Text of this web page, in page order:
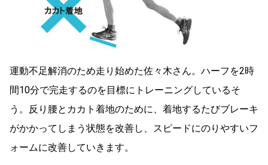
運動不足解消のため走り始めた佐々木さん。ハーフを2時
間10分で完走するのを目標にトレーニングしているそ
う。反り腰とカカト着地のために、着地するたびブレーキ
がかかってしまう状態を改善し、スピードにのりやすいフ
ォームに改善していきます。